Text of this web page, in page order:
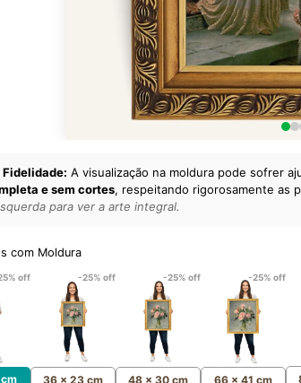
mundo
renomados
artesanal em
Mineral.
Fidelidade: A visualização na moldura pode sofrer
e sem cortes, respeitando rigorosamente as
para ver a arte integral.
com Moldura
off -25% off
36 x 23 cm
-25% off
48 x 30 cm
-25% off
66 x 41 cm